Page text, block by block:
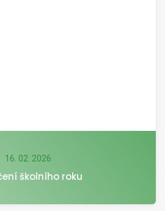
16. 02. 2026
školního roku